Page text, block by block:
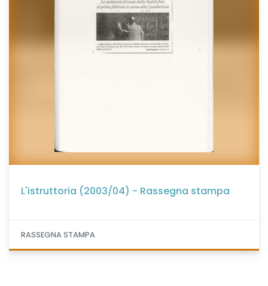
L'istruttoria (2003/04) - Rassegna stampa
RASSEGNA STAMPA